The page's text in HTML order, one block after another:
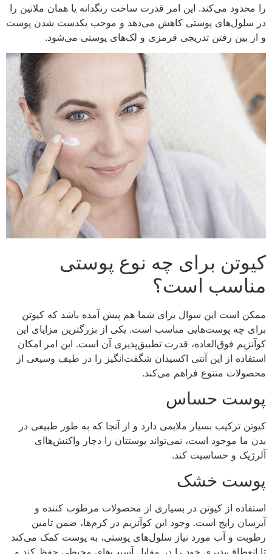
را محدود می‌کند. این امر قدرت ساخت رنگدانه یا همان ملانین را
در سلول‌های پوستی کاهش می‌دهد و موجب یکدست شدن پوست
و از بین رفتن تدریجی قرمزی و لک‌های پوستی می‌شود.
کیوتن برای چه نوع پوستی
مناسب است؟
ممکن است این سوال برای شما هم پیش آمده باشد که کیوتن
برای چه پوست‌هایی مناسب است. یکی از بزرگترین مزایای این
کوآنزیم فوق‌العاده، قدرت تطبیق‌پذیری آن است. این امر امکان
استفاده از این آنتی اکسیدان شگفت‌انگیز را در طیف وسیعی از
محصولات متنوع فراهم می‌کند.
پوست حساس
کیوتن ترکیب بسیار ملایمی دارد و از آنجا که به طور طبیعی در
بدن ما موجود است، نمی‌تواند پوستتان را دچار واکنش‌هاای
آلرژیک و حساسیت کند.
پوست خشک
استفاده از کیوتن در بسیاری از محصولات مرطوب کننده و
آبرسان رایج است. وجود این کوآنزیم در کرم‌ها، ضمن تامین
رطوبت و آب مورد نیاز سلول‌های پوستی، به پوست کمک می‌کند